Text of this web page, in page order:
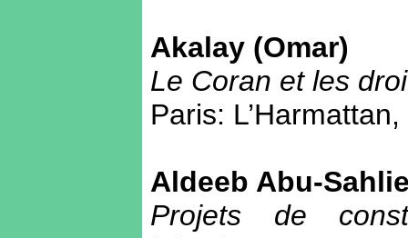
Akalay (Omar)
Le Coran et les
Paris:
Aldeeb Abu-
Projets de